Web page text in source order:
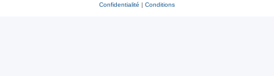
Confidentialité | Conditions